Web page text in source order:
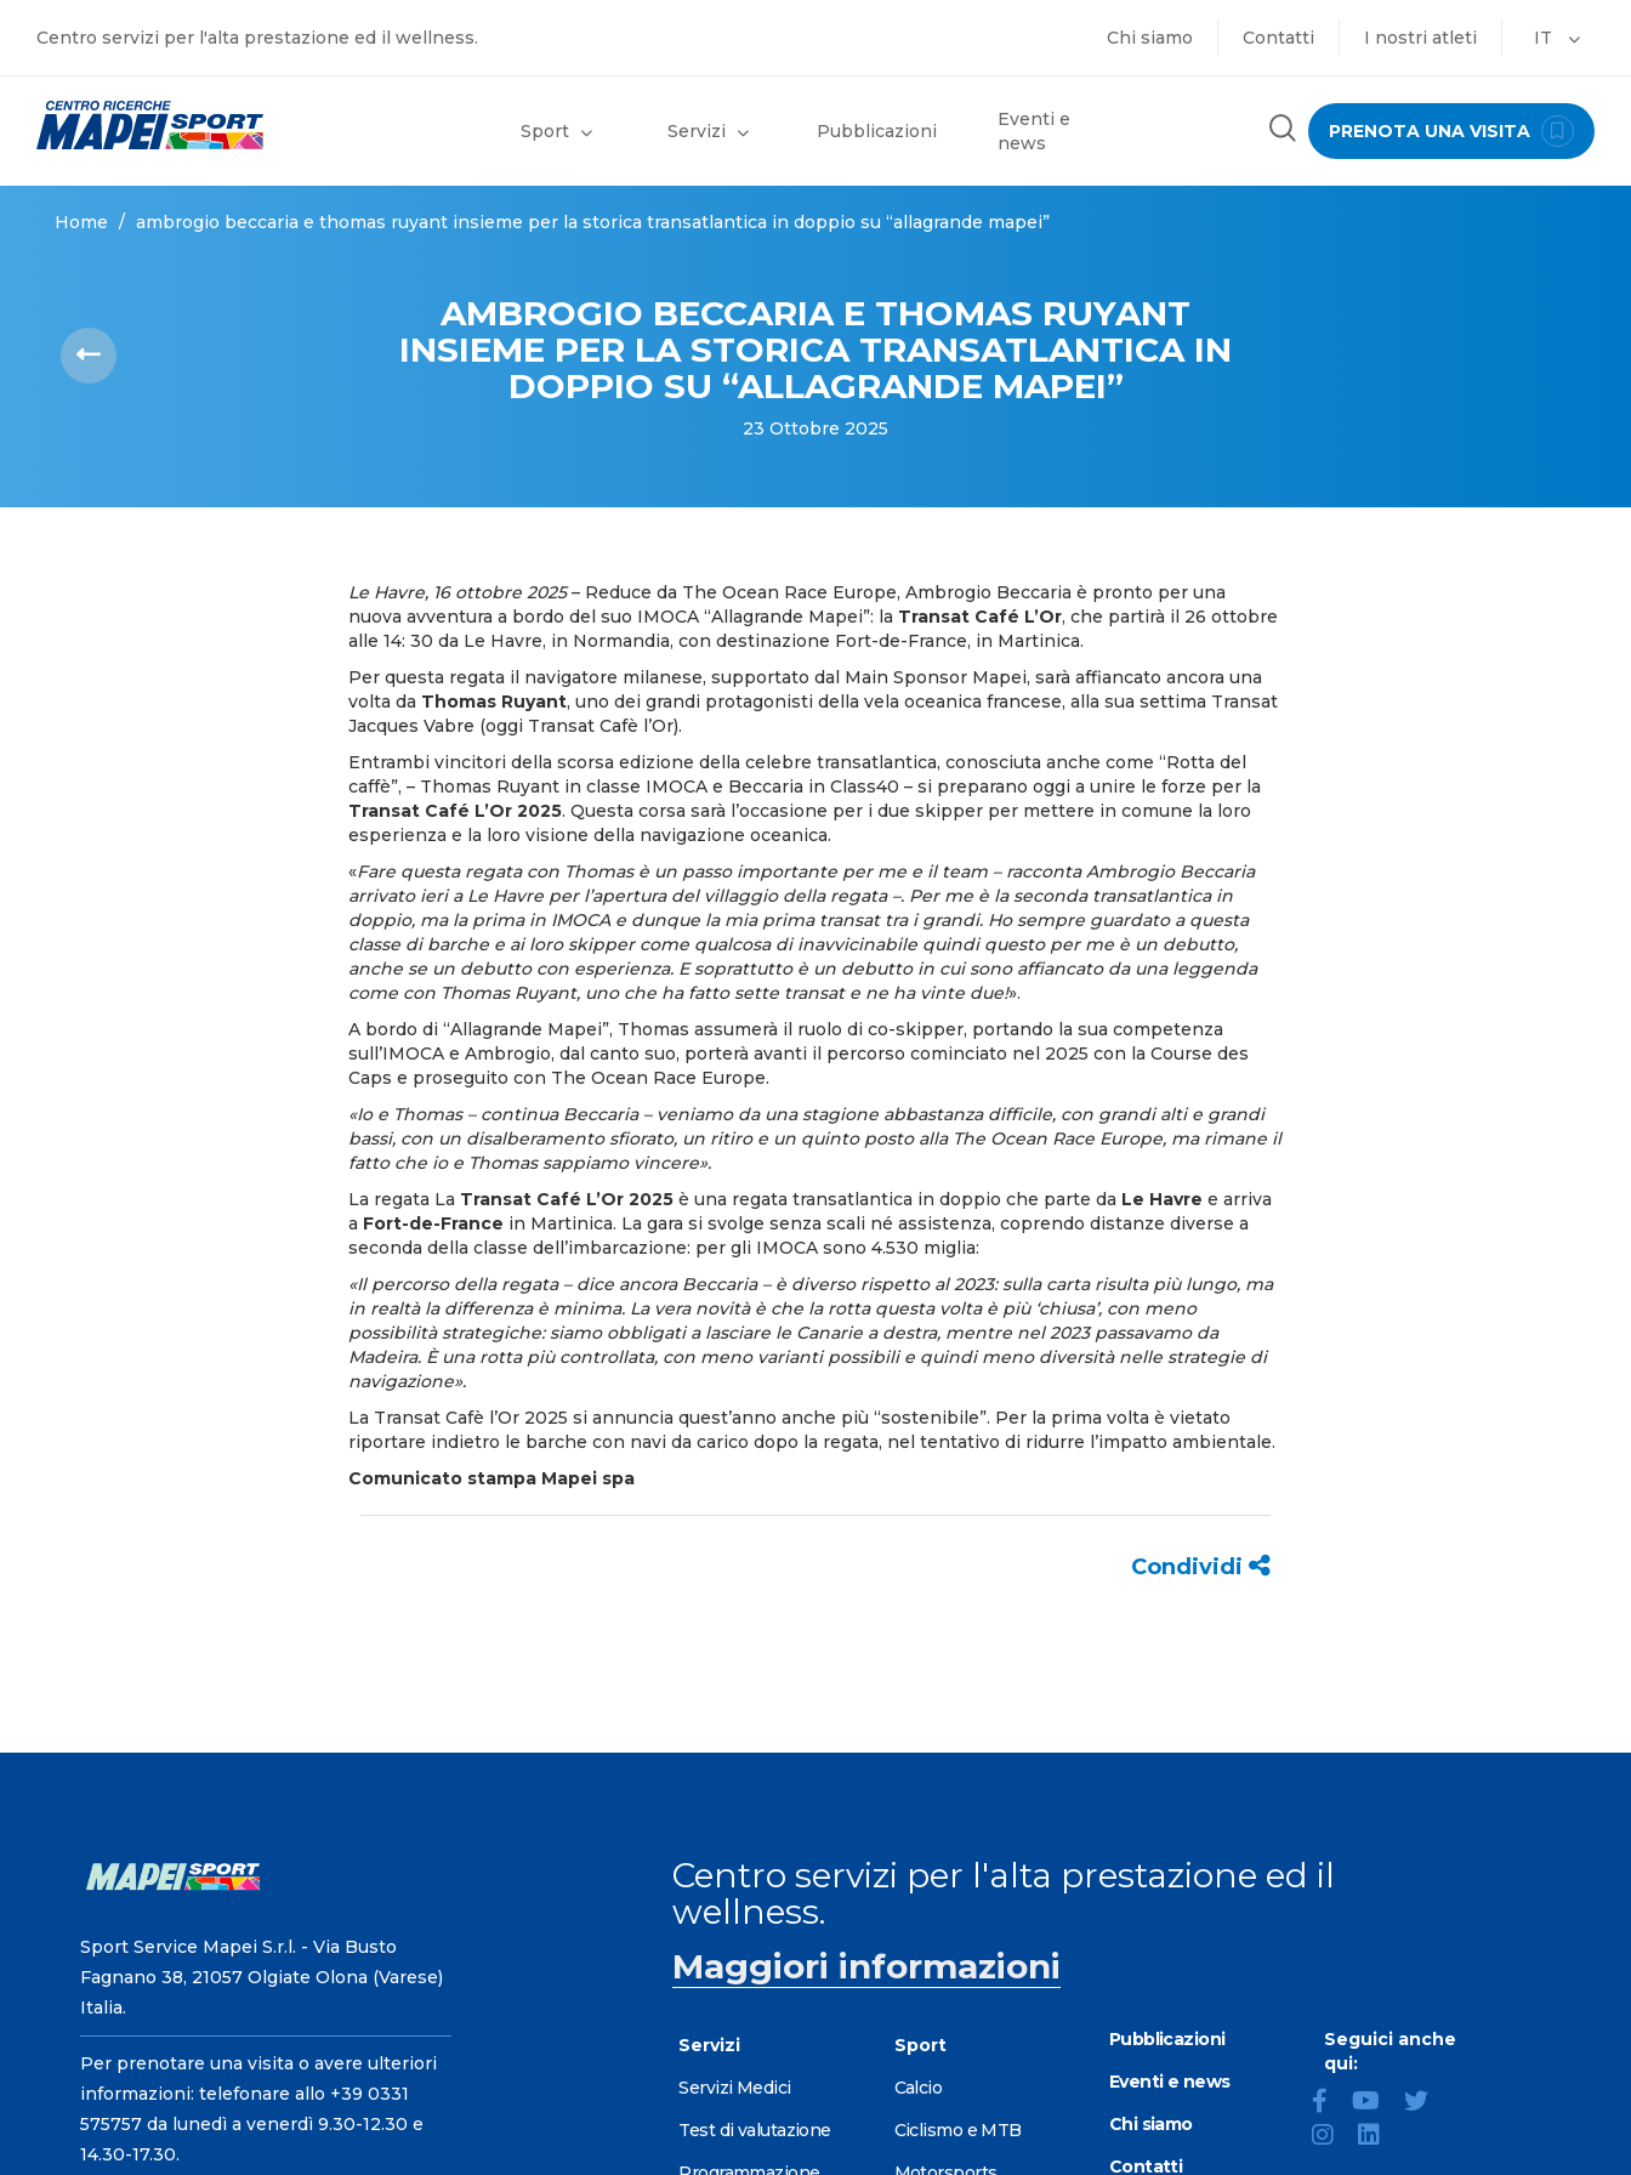
Centro servizi per l'alta prestazione ed il wellness. Chi siamo Contatti I nostri atleti IT
Sport Servizi Pubblicazioni
Eventi e
news
PRENOTA UNA VISITA
Home / ambrogio beccaria e thomas ruyant insieme per la storica transatlantica in doppio su “allagrande mapei”
AMBROGIO BECCARIA E THOMAS RUYANT
INSIEME PER LA STORICA TRANSATLANTICA IN
DOPPIO SU “ALLAGRANDE MAPEI”
23 Ottobre 2025
Le Havre, 16 ottobre 2025– Reduce da The Ocean Race Europe, Ambrogio Beccaria è pronto per una
nuova avventura a bordo del suo IMOCA “Allagrande Mapei”: la Transat Café L’Or, che partirà il 26 ottobre
alle 14: 30 da Le Havre, in Normandia, con destinazione Fort-de-France, in Martinica.
Per questa regata il navigatore milanese, supportato dal Main Sponsor Mapei, sarà affiancato ancora una
volta da Thomas Ruyant, uno dei grandi protagonisti della vela oceanica francese, alla sua settima Transat
Jacques Vabre (oggi Transat Cafè l’Or).
Entrambi vincitori della scorsa edizione della celebre transatlantica, conosciuta anche come “Rotta del
caffè”, – Thomas Ruyant in classe IMOCA e Beccaria in Class40 – si preparano oggi a unire le forze per la
Transat Café L’Or 2025. Questa corsa sarà l’occasione per i due skipper per mettere in comune la loro
esperienza e la loro visione della navigazione oceanica.
«Fare questa regata con Thomas è un passo importante per me e il team – racconta Ambrogio Beccaria
arrivato ieri a Le Havre per l’apertura del villaggio della regata –. Per me è la seconda transatlantica in
doppio, ma la prima in IMOCA e dunque la mia prima transat tra i grandi. Ho sempre guardato a questa
classe di barche e ai loro skipper come qualcosa di inavvicinabile quindi questo per me è un debutto,
anche se un debutto con esperienza. E soprattutto è un debutto in cui sono affiancato da una leggenda
come con Thomas Ruyant, uno che ha fatto sette transat e ne ha vinte due!».
A bordo di “Allagrande Mapei”, Thomas assumerà il ruolo di co-skipper, portando la sua competenza
sull’IMOCA e Ambrogio, dal canto suo, porterà avanti il percorso cominciato nel 2025 con la Course des
Caps e proseguito con The Ocean Race Europe.
«Io e Thomas – continua Beccaria – veniamo da una stagione abbastanza difficile, con grandi alti e grandi
bassi, con un disalberamento sfiorato, un ritiro e un quinto posto alla The Ocean Race Europe, ma rimane il
fatto che io e Thomas sappiamo vincere».
La regata La Transat Café L’Or 2025 è una regata transatlantica in doppio che parte da Le Havre e arriva
a Fort-de-France in Martinica. La gara si svolge senza scali né assistenza, coprendo distanze diverse a
seconda della classe dell’imbarcazione: per gli IMOCA sono 4.530 miglia:
«Il percorso della regata – dice ancora Beccaria – è diverso rispetto al 2023: sulla carta risulta più lungo, ma
in realtà la differenza è minima. La vera novità è che la rotta questa volta è più ‘chiusa’, con meno
possibilità strategiche: siamo obbligati a lasciare le Canarie a destra, mentre nel 2023 passavamo da
Madeira. È una rotta più controllata, con meno varianti possibili e quindi meno diversità nelle strategie di
navigazione».
La Transat Cafè l’Or 2025 si annuncia quest’anno anche più “sostenibile”. Per la prima volta è vietato
riportare indietro le barche con navi da carico dopo la regata, nel tentativo di ridurre l’impatto ambientale.
Comunicato stampa Mapei spa
Condividi
Sport Service Mapei S.r.l. - Via Busto
Fagnano 38, 21057 Olgiate Olona (Varese)
Italia.
Per prenotare una visita o avere ulteriori
informazioni: telefonare allo +39 0331
575757 da lunedì a venerdì 9.30-12.30 e
14.30-17.30.
Centro servizi per l'alta prestazione ed il
wellness.
Maggiori informazioni
Servizi
Servizi Medici
Test di valutazione
Sport
Calcio
Ciclismo e MTB
Pubblicazioni
Eventi e news
Chi siamo
Contatti
Seguici anche
qui: